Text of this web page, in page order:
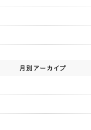
月別アーカイブ